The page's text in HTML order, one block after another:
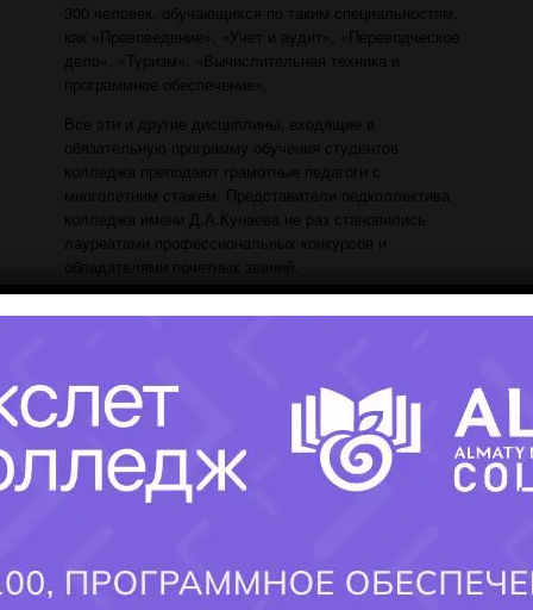
300 человек, обучающихся по таким специальностям,
как «Правоведение», «Учет и аудит», «Переводческое
дело», «Туризм», «Вычислительная техника и
программное обеспечение».
Все эти и другие дисциплины, входящие в
обязательную программу обучения студентов
колледжа преподают грамотные педагоги с
многолетним стажем. Представители педколлектива
колледжа имени Д.А.Кунаева не раз становились
лауреатами профессиональных конкурсов и
обладателями почетных званий.
0201000 "Правоведение", квалификация
0201023 юрисконсульт
0512000 "Переводческое дело",
квалификация 0512023 "гид-переводчик"
0518000 "Учет и аудит", квалификация
0518023 "бухгалтер ревизор" (аудитор)
1304043 "техник-программист",
государственный заказ по программе "Еңбек"